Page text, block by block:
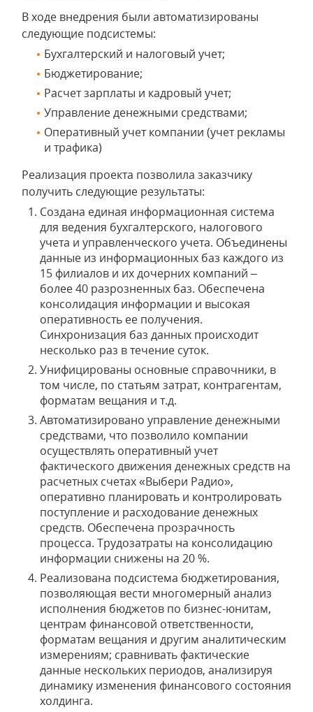
В ходе внедрения были автоматизированы
следующие подсистемы:
Бухгалтерский и налоговый учет;
Бюджетирование;
Расчет зарплаты и кадровый учет;
Управление денежными средствами;
Оперативный учет компании (учет рекламы
и трафика)
Реализация проекта позволила заказчику
получить следующие результаты:
Создана единая информационная система
для ведения бухгалтерского, налогового
учета и управленческого учета. Объединены
данные из информационных баз каждого из
15 филиалов и их дочерних компаний –
более 40 разрозненных баз. Обеспечена
консолидация информации и высокая
оперативность ее получения.
Синхронизация баз данных происходит
несколько раз в течение суток.
Унифицированы основные справочники, в
том числе, по статьям затрат, контрагентам,
форматам вещания и т.д.
Автоматизировано управление денежными
средствами, что позволило компании
осуществлять оперативный учет
фактического движения денежных средств на
расчетных счетах «Выбери Радио»,
оперативно планировать и контролировать
поступление и расходование денежных
средств. Обеспечена прозрачность
процесса. Трудозатраты на консолидацию
информации снижены на 20 %.
Реализована подсистема бюджетирования,
позволяющая вести многомерный анализ
исполнения бюджетов по бизнес-юнитам,
центрам финансовой ответственности,
форматам вещания и другим аналитическим
измерениям; сравнивать фактические
данные нескольких периодов, анализируя
динамику изменения финансового состояния
холдинга.